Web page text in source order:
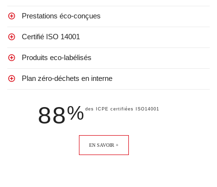
Prestations éco-conçues
Certifié ISO 14001
Produits eco-labélisés
Plan zéro-déchets en interne
88% des ICPE certifiées ISO14001
EN SAVOIR +